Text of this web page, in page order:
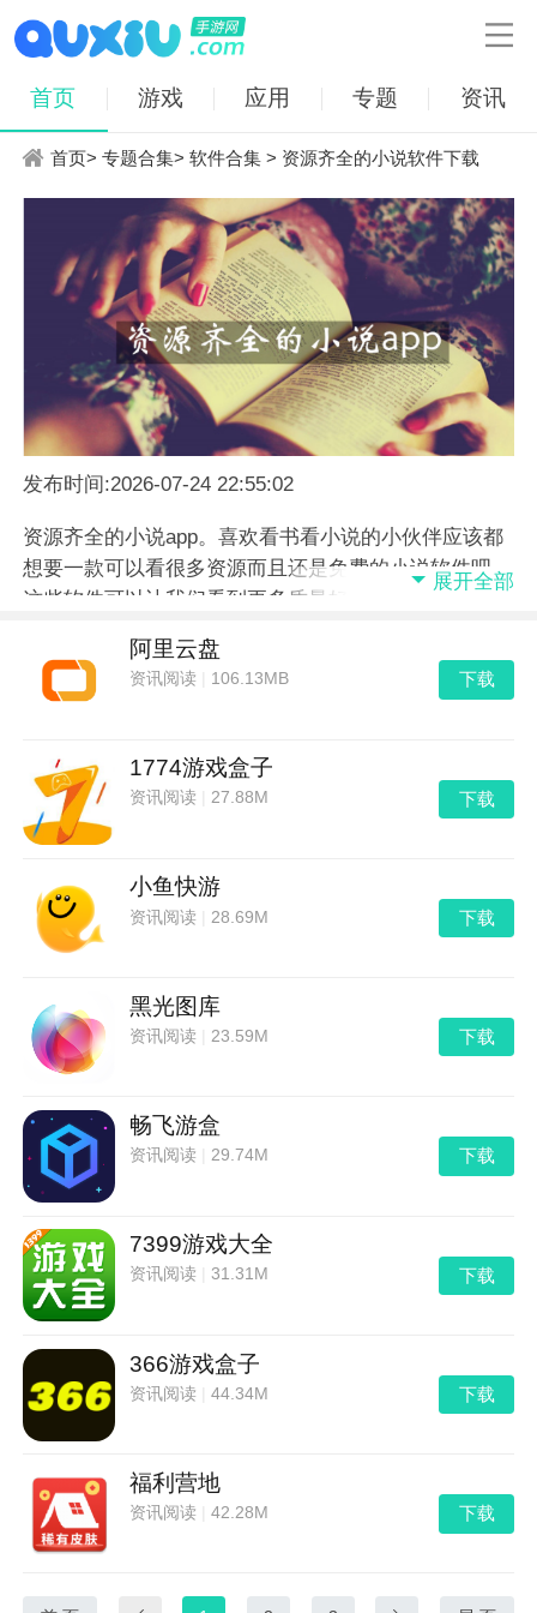

首页 游戏 应用 专题 资讯
首页>专题合集>软件合集 > 资源齐全的小说软件下载
发布时间:2026-07-24 22:55:02
资源齐全的小说app。喜欢看书看小说的小伙伴应该都
想要一款可以看很多资源而且还是免费的小说软件吧，
这些软件可以让我们看到更多质量好资源齐的小说，还
较齐全的小说软件吗，快来看一看吧！
展开全部
阿里云盘
资讯阅读 106.13MB 下载
1774游戏盒子
资讯阅读 |27.88M 下载
小鱼快游
资讯阅读 28.69M 下载
黑光图库
资讯阅读 23.59M 下载
畅飞游盒
资讯阅读 |29.74M 下载
7399游戏大全
资讯阅读 |31.31M 下载
366游戏盒子
资讯阅读 |44.34M 下载
福利营地
资讯阅读 |42.28M 下载